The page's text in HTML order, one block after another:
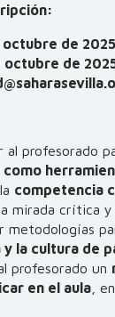
octubre de 2025
octubre de
al profesorado
competencia
mirada crítica
metodologías
la cultura de
profesorado un
en el aula ,